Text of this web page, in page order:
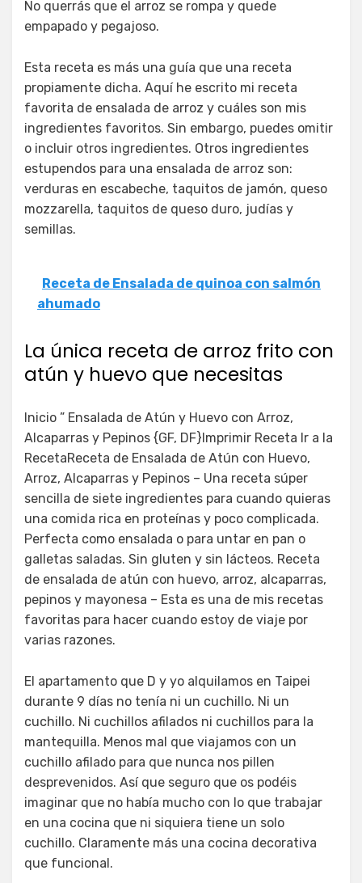
No querrás que el arroz se rompa y quede
empapado y pegajoso.
Esta receta es más una guía que una receta
propiamente dicha. Aquí he escrito mi receta
favorita de ensalada de arroz y cuáles son mis
ingredientes favoritos. Sin embargo, puedes omitir
o incluir otros ingredientes. Otros ingredientes
estupendos para una ensalada de arroz son:
verduras en escabeche, taquitos de jamón, queso
mozzarella, taquitos de queso duro, judías y
semillas.
Receta de Ensalada de quinoa con salmón
ahumado
La única receta de arroz frito con
atún y huevo que necesitas
Inicio ” Ensalada de Atún y Huevo con Arroz,
Alcaparras y Pepinos {GF, DF}Imprimir Receta Ir a la
RecetaReceta de Ensalada de Atún con Huevo,
Arroz, Alcaparras y Pepinos – Una receta súper
sencilla de siete ingredientes para cuando quieras
una comida rica en proteínas y poco complicada.
Perfecta como ensalada o para untar en pan o
galletas saladas. Sin gluten y sin lácteos. Receta
de ensalada de atún con huevo, arroz, alcaparras,
pepinos y mayonesa – Esta es una de mis recetas
favoritas para hacer cuando estoy de viaje por
varias razones.
El apartamento que D y yo alquilamos en Taipei
durante 9 días no tenía ni un cuchillo. Ni un
cuchillo. Ni cuchillos afilados ni cuchillos para la
mantequilla. Menos mal que viajamos con un
cuchillo afilado para que nunca nos pillen
desprevenidos. Así que seguro que os podéis
imaginar que no había mucho con lo que trabajar
en una cocina que ni siquiera tiene un solo
cuchillo. Claramente más una cocina decorativa
que funcional.